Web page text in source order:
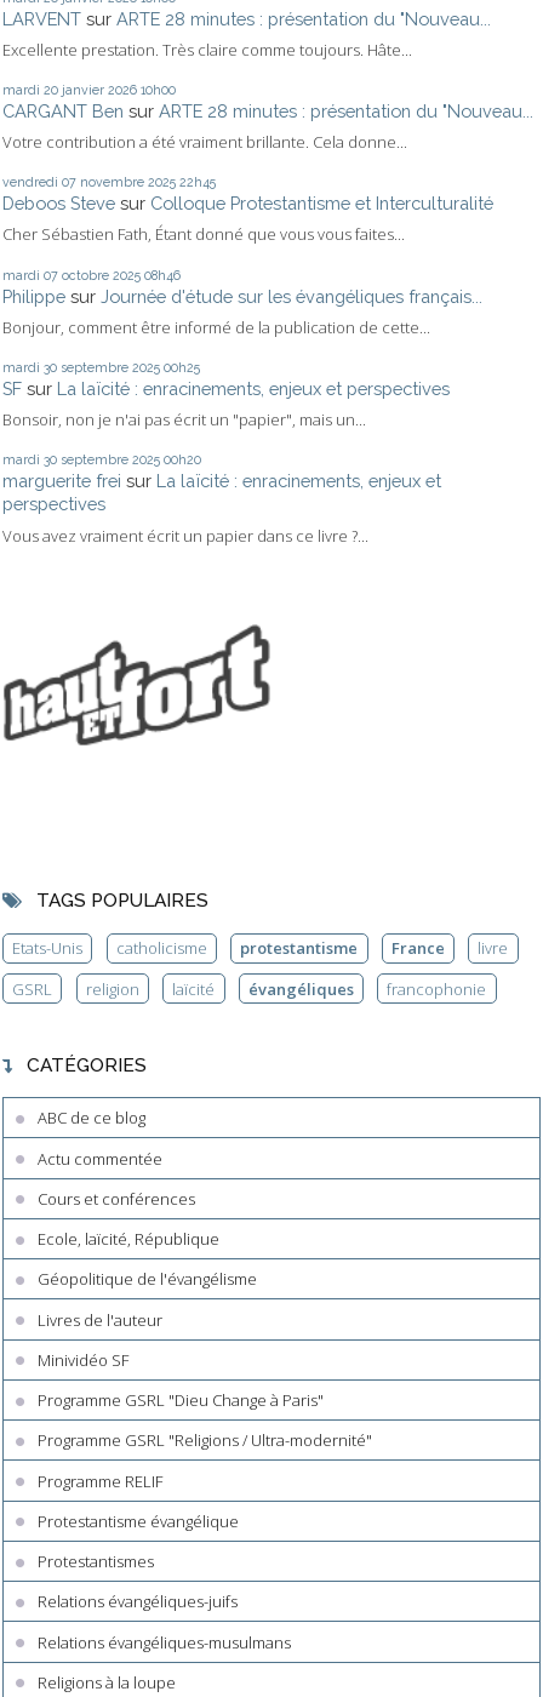
LARVENT sur ARTE 28 minutes : présentation du "Nouveau...
Excellente prestation. Très claire comme toujours. Hâte...
mardi 20 janvier 2026 10h00
CARGANT Ben sur ARTE 28 minutes : présentation du "Nouveau...
Votre contribution a été vraiment brillante. Cela donne...
vendredi 07 novembre 2025 22h45
Deboos Steve sur Colloque Protestantisme et Interculturalité
Cher Sébastien Fath, Étant donné que vous vous faites...
mardi 07 octobre 2025 08h46
Philippe sur Journée d'étude sur les évangéliques français...
Bonjour, comment être informé de la publication de cette...
mardi 30 septembre 2025 00h25
SF sur La laïcité : enracinements, enjeux et perspectives
Bonsoir, non je n'ai pas écrit un "papier", mais un...
mardi 30 septembre 2025 00h20
marguerite frei sur La laïcité : enracinements, enjeux et
perspectives
Vous avez vraiment écrit un papier dans ce livre ?...
TAGS POPULAIRES
Etats-Unis catholicisme protestantisme France
livre
GSRL
religion laïcité évangéliques francophonie
CATÉGORIES
ABC de ce blog
Actu commentée
Cours et conférences
Ecole, laïcité, République
Géopolitique de l'évangélisme
Livres de l'auteur
Minividéo SF
Programme GSRL "Dieu Change à Paris"
Programme GSRL "Religions / Ultra-modernité"
Programme RELIF
Protestantisme évangélique
Protestantismes
Relations évangéliques-juifs
Relations évangéliques-musulmans
Religions à la loupe